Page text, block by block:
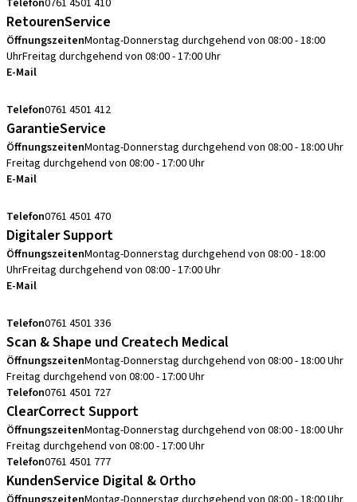
Telefon0761 4501 410
RetourenService
ÖffnungszeitenMontag-Donnerstag durchgehend von 08:00 - 18:00
UhrFreitag durchgehend von 08:00 - 17:00 Uhr
E-Mail
Telefon0761 4501 412
GarantieService
ÖffnungszeitenMontag-Donnerstag durchgehend von 08:00 - 18:00 Uhr
Freitag durchgehend von 08:00 - 17:00 Uhr
E-Mail
Telefon0761 4501 470
Digitaler Support
ÖffnungszeitenMontag-Donnerstag durchgehend von 08:00 - 18:00
UhrFreitag durchgehend von 08:00 - 17:00 Uhr
E-Mail
Telefon0761 4501 336
Scan & Shape und Createch Medical
ÖffnungszeitenMontag-Donnerstag durchgehend von 08:00 - 18:00 Uhr
Freitag durchgehend von 08:00 - 17:00 Uhr
Telefon0761 4501 727
ClearCorrect Support
ÖffnungszeitenMontag-Donnerstag durchgehend von 08:00 - 18:00 Uhr
Freitag durchgehend von 08:00 - 17:00 Uhr
Telefon0761 4501 777
KundenService Digital & Ortho